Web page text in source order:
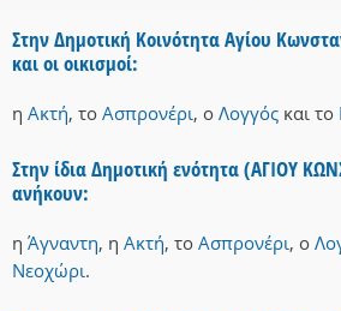
Στην Δημοτική Κοινότητα Αγίου
και οι οικισμοί:
η Ακτή, το Ασπρονέρι, ο Λογγός και το
Στην ίδια Δημοτική ενότητα (ΑΓΙΟΥ
ανήκουν:
η Άγναντη, η Ακτή, το Ασπρονέρι, ο
Νεοχώρι.